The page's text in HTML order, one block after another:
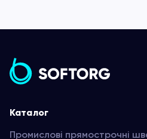
Каталог
Промислові прямострочні